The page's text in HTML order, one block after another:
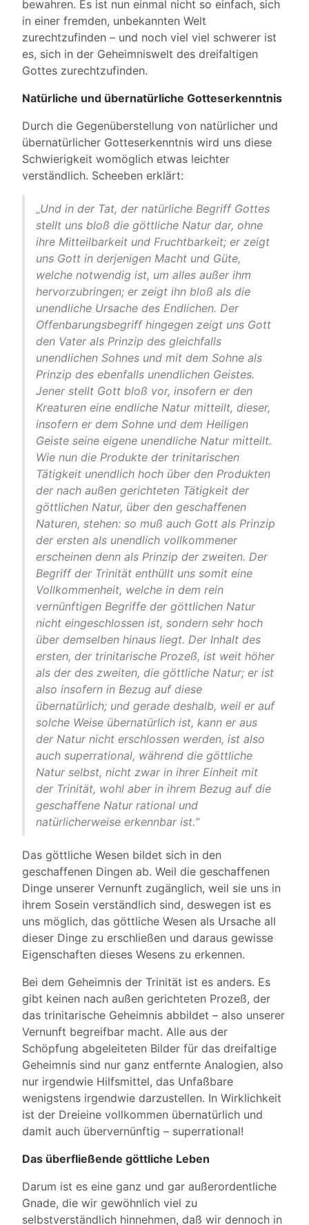
bewahren. Es ist nun einmal nicht so einfach, sich
in einer fremden, unbekannten Welt
zurechtzufinden – und noch viel viel schwerer ist
es, sich in der Geheimniswelt des dreifaltigen
Gottes zurechtzufinden.
Natürliche und übernatürliche Gotteserkenntnis
Durch die Gegenüberstellung von natürlicher und
übernatürlicher Gotteserkenntnis wird uns diese
Schwierigkeit womöglich etwas leichter
verständlich. Scheeben erklärt:
„Und in der Tat, der natürliche Begriff Gottes
stellt uns bloß die göttliche Natur dar, ohne
ihre Mitteilbarkeit und Fruchtbarkeit; er zeigt
uns Gott in derjenigen Macht und Güte,
welche notwendig ist, um alles außer ihm
hervorzubringen; er zeigt ihn bloß als die
unendliche Ursache des Endlichen. Der
Offenbarungsbegriff hingegen zeigt uns Gott
den Vater als Prinzip des gleichfalls
unendlichen Sohnes und mit dem Sohne als
Prinzip des ebenfalls unendlichen Geistes.
Jener stellt Gott bloß vor, insofern er den
Kreaturen eine endliche Natur mitteilt, dieser,
insofern er dem Sohne und dem Heiligen
Geiste seine eigene unendliche Natur mitteilt.
Wie nun die Produkte der trinitarischen
Tätigkeit unendlich hoch über den Produkten
der nach außen gerichteten Tätigkeit der
göttlichen Natur, über den geschaffenen
Naturen, stehen: so muß auch Gott als Prinzip
der ersten als unendlich vollkommener
erscheinen denn als Prinzip der zweiten. Der
Begriff der Trinität enthüllt uns somit eine
Vollkommenheit, welche in dem rein
vernünftigen Begriffe der göttlichen Natur
nicht eingeschlossen ist, sondern sehr hoch
über demselben hinaus liegt. Der Inhalt des
ersten, der trinitarische Prozeß, ist weit höher
als der des zweiten, die göttliche Natur; er ist
also insofern in Bezug auf diese
übernatürlich; und gerade deshalb, weil er auf
solche Weise übernatürlich ist, kann er aus
der Natur nicht erschlossen werden, ist also
auch superrational, während die göttliche
Natur selbst, nicht zwar in ihrer Einheit mit
der Trinität, wohl aber in ihrem Bezug auf die
geschaffene Natur rational und
natürlicherweise erkennbar ist.“
Das göttliche Wesen bildet sich in den
geschaffenen Dingen ab. Weil die geschaffenen
Dinge unserer Vernunft zugänglich, weil sie uns in
ihrem Sosein verständlich sind, deswegen ist es
uns möglich, das göttliche Wesen als Ursache all
dieser Dinge zu erschließen und daraus gewisse
Eigenschaften dieses Wesens zu erkennen.
Bei dem Geheimnis der Trinität ist es anders. Es
gibt keinen nach außen gerichteten Prozeß, der
das trinitarische Geheimnis abbildet – also unserer
Vernunft begreifbar macht. Alle aus der
Schöpfung abgeleiteten Bilder für das dreifaltige
Geheimnis sind nur ganz entfernte Analogien, also
nur irgendwie Hilfsmittel, das Unfaßbare
wenigstens irgendwie darzustellen. In Wirklichkeit
ist der Dreieine vollkommen übernatürlich und
damit auch übervernünftig – superrational!
Das überfließende göttliche Leben
Darum ist es eine ganz und gar außerordentliche
Gnade, die wir gewöhnlich viel zu
selbstverständlich hinnehmen, daß wir dennoch in